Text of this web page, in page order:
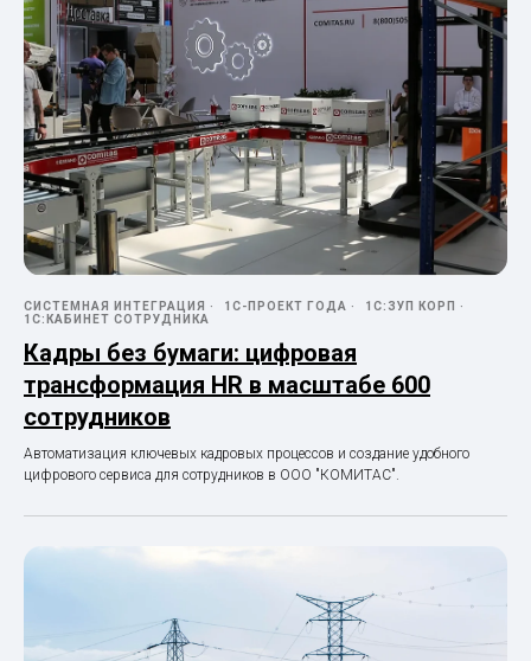
СИСТЕМНАЯ ИНТЕГРАЦИЯ 1С-ПРОЕКТ ГОДА
1С:ЗУП КОРП
1С:КАБИНЕТ СОТРУДНИКА
Кадры без бумаги: цифровая
трансформация HR в масштабе 600
сотрудников
Автоматизация ключевых кадровых процессов и создание удобного
цифрового сервиса для сотрудников в ООО "КОМИТАС".